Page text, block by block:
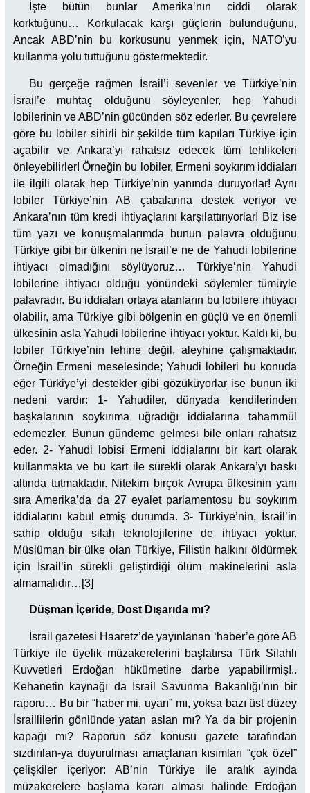
İşte bütün bunlar Amerika’nın ciddi olarak
korktuğunu… Korkulacak karşı güçlerin bulunduğunu,
Ancak ABD’nin bu korkusunu yenmek için, NATO’yu
kullanma yolu tuttuğunu göstermektedir.
Bu gerçeğe rağmen İsrail’i sevenler ve Türkiye’nin
İsrail’e muhtaç olduğunu söyleyenler, hep Yahudi
lobilerinin ve ABD’nin gücünden söz ederler. Bu çevrelere
göre bu lobiler sihirli bir şekilde tüm kapıları Türkiye için
açabilir ve Ankara’yı rahatsız edecek tüm tehlikeleri
önleyebilirler! Örneğin bu lobiler, Ermeni soykırım iddiaları
ile ilgili olarak hep Türkiye’nin yanında duruyorlar! Aynı
lobiler Türkiye’nin AB çabalarına destek veriyor ve
Ankara’nın tüm kredi ihtiyaçlarını karşılattırıyorlar! Biz ise
tüm yazı ve konuşmalarımda bunun palavra olduğunu
Türkiye gibi bir ülkenin ne İsrail’e ne de Yahudi lobilerine
ihtiyacı olmadığını söylüyoruz… Türkiye’nin Yahudi
lobilerine ihtiyacı olduğu yönündeki söylemler tümüyle
palavradır. Bu iddiaları ortaya atanların bu lobilere ihtiyacı
olabilir, ama Türkiye gibi bölgenin en güçlü ve en önemli
ülkesinin asla Yahudi lobilerine ihtiyacı yoktur. Kaldı ki, bu
lobiler Türkiye’nin lehine değil, aleyhine çalışmaktadır.
Örneğin Ermeni meselesinde; Yahudi lobileri bu konuda
eğer Türkiye’yi destekler gibi gözüküyorlar ise bunun iki
nedeni vardır: 1- Yahudiler, dünyada kendilerinden
başkalarının soykırıma uğradığı iddialarına tahammül
edemezler. Bunun gündeme gelmesi bile onları rahatsız
eder. 2- Yahudi lobisi Ermeni iddialarını bir kart olarak
kullanmakta ve bu kart ile sürekli olarak Ankara’yı baskı
altında tutmaktadır. Nitekim birçok Avrupa ülkesinin yanı
sıra Amerika’da da 27 eyalet parlamentosu bu soykırım
iddialarını kabul etmiş durumda. 3- Türkiye’nin, İsrail’in
sahip olduğu silah teknolojilerine de ihtiyacı yoktur.
Müslüman bir ülke olan Türkiye, Filistin halkını öldürmek
için İsrail’in sürekli geliştirdiği ölüm makinelerini asla
almamalıdır…[3]
Düşman İçeride, Dost Dışarıda mı?
İsrail gazetesi Haaretz’de yayınlanan ‘haber’e göre AB
Türkiye ile üyelik müzakerelerini başlatırsa Türk Silahlı
Kuvvetleri Erdoğan hükümetine darbe yapabilirmiş!..
Kehanetin kaynağı da İsrail Savunma Bakanlığı’nın bir
raporu… Bu bir “haber mi, uyarı” mı, yoksa bazı üst düzey
İsraillilerin gönlünde yatan aslan mı? Ya da bir projenin
kapağı mı? Raporun söz konusu gazete tarafından
sızdırılan-ya duyurulması amaçlanan kısımları “çok özel”
çelişkiler içeriyor: AB’nin Türkiye ile aralık ayında
müzakerelere başlama kararı alması halinde Erdoğan